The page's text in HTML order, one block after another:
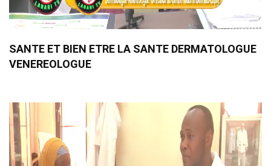
SANTE ET BIEN ETRE LA SANTE DERMATOLOGUE
VENEREOLOGUE